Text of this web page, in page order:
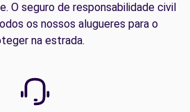
O seguro de responsabilidade civil
os nossos alugueres para o
na estrada.